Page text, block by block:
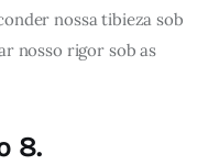
nossa tibieza sob
nosso rigor sob as
8.